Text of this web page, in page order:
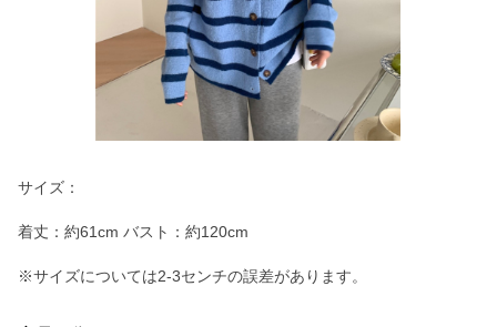
サイズ：
着丈：約61cm バスト：約120cm
※サイズについては2-3センチの誤差があります。